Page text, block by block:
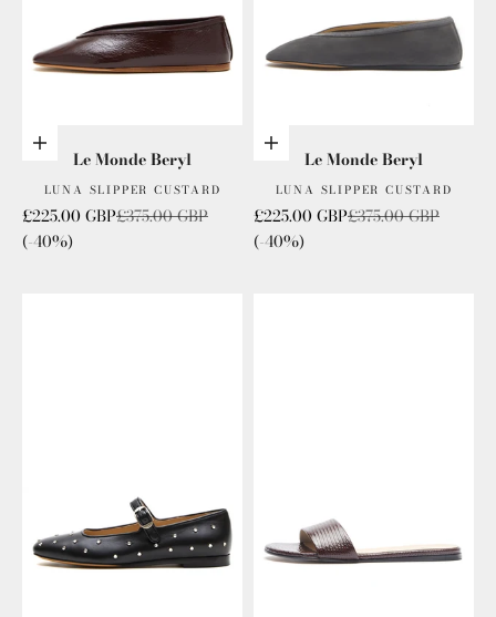
Choisis les options
Le Monde Beryl
LUNA SLIPPER CUSTARD
Prix de vente
£225.00 GBPPrix normal
£375.00 GBP
(-40%)
Choisis les options
Le Monde Beryl
LUNA SLIPPER CUSTARD
Prix de vente
£225.00 GBPPrix normal
£375.00 GBP
(-40%)